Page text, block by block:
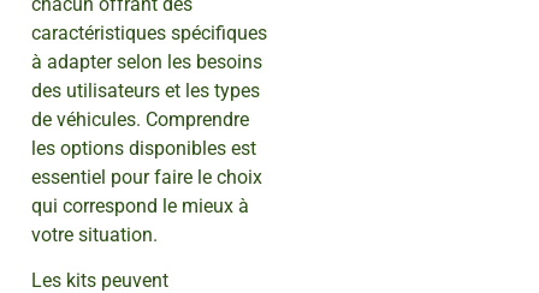
caractéristiques spécifiques
à adapter selon les besoins
des utilisateurs et les types
de véhicules. Comprendre
les options disponibles est
essentiel pour faire le choix
qui correspond le mieux à
votre situation.
Les kits peuvent